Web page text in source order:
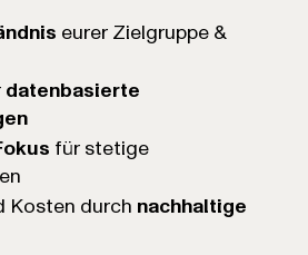
eurer Zielgruppe &
datenbasierte
für stetige
Kosten durch nachhaltige